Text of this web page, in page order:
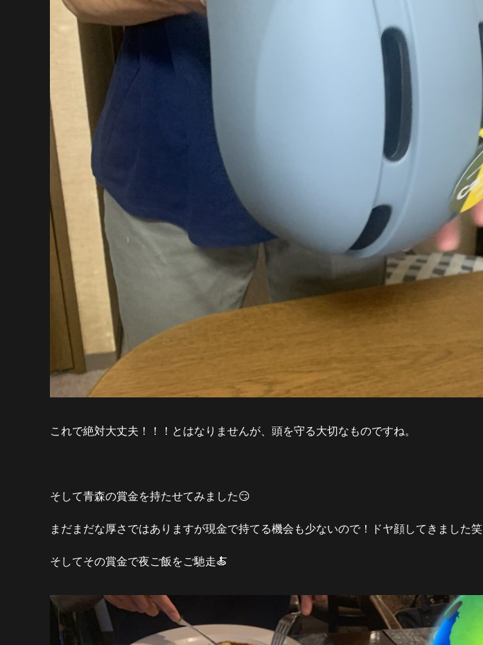
これで絶対大丈夫！！！とはなりませんが、頭を守る大切なものですね。
そして青森の賞金を持たせてみました😏
まだまだな厚さではありますが現金で持てる機会も少ないので！ドヤ顔してきました笑
そしてその賞金で夜ご飯をご馳走🍝